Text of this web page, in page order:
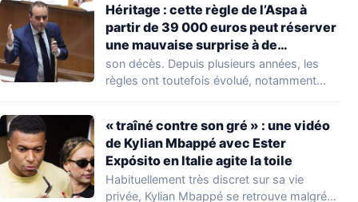
Héritage : cette règle de l’Aspa à
partir de 39 000 euros peut réserver
une mauvaise surprise à de
nombreuses familles
son décès. Depuis plusieurs années, les
règles ont toutefois évolué, notamment
« traîné contre son gré » : une vidéo
de Kylian Mbappé avec Ester
Expósito en Italie agite la toile
Habituellement très discret sur sa vie
privée, Kylian Mbappé se retrouve malgré